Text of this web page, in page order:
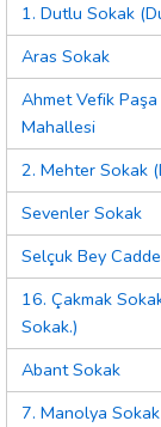
1. Dutlu Sokak
Aras Sokak
Ahmet Vefik Paşa
Mahallesi
2. Mehter Sokak
Sevenler Sokak
Selçuk Bey
16. Çakmak
Sokak.)
Abant Sokak
7. Manolya